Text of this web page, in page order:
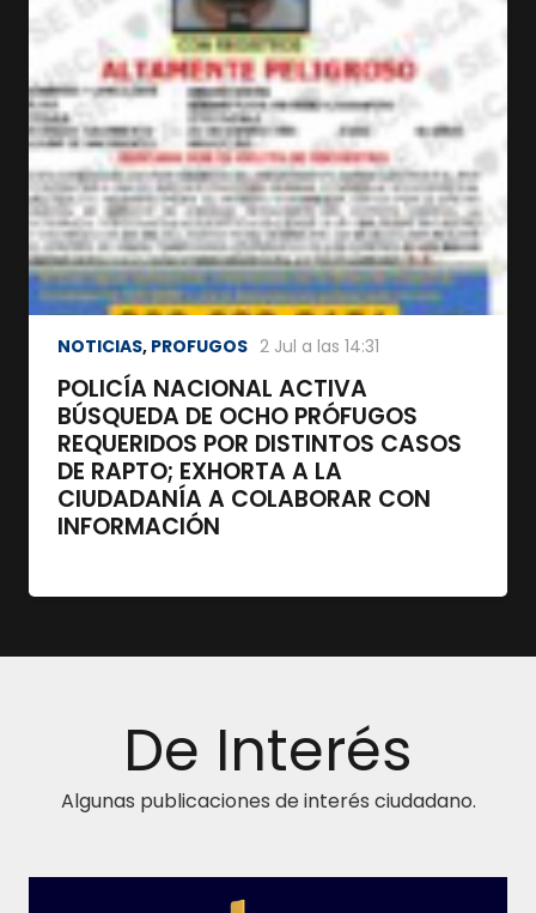
NOTICIAS, PROFUGOS 2 Jul a las 14:31
POLICÍA NACIONAL ACTIVA
BÚSQUEDA DE OCHO PRÓFUGOS
REQUERIDOS POR DISTINTOS CASOS
DE RAPTO; EXHORTA A LA
CIUDADANÍA A COLABORAR CON
INFORMACIÓN
De Interés
Algunas publicaciones de interés ciudadano.